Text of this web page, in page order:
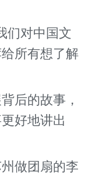
对中国文
所有想了解
后的故事，
好地讲出
做团扇的李